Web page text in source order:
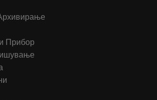
Прибор